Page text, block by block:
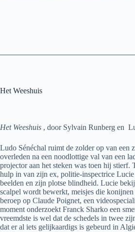
Het Weeshuis
Het Weeshuis , door Sylvain Runberg en
Ludo Sénéchal ruimt de zolder op van een
overleden na een noodlottige val van een
projector aan het steken was toen hij
hulp in van zijn ex, politie-inspectrice
beelden en zijn plotse blindheid. Lucie
scalpel wordt bewerkt, meisjes die
beroep op Claude Poignet, een
moment onderzoekt Franck Sharko een
vreemdste is wel dat de schedels in twee
dat er al iets gelijkaardigs is gebeurd in